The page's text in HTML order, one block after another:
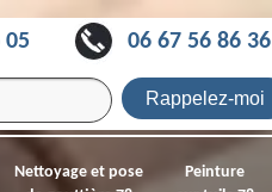
05 06 67 56 86 36
Nettoyage et pose
Peinture